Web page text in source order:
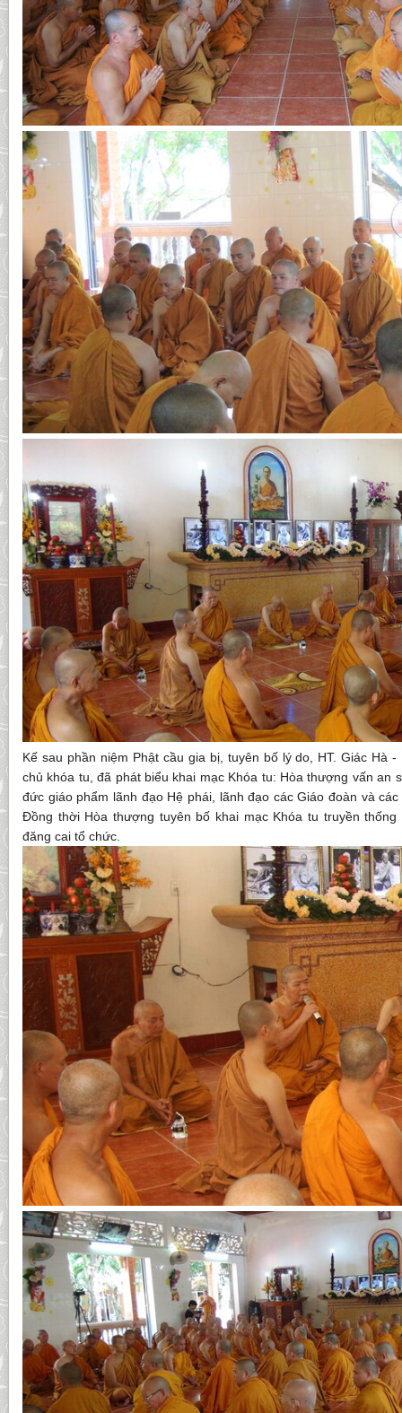
Kế sau phần niệm Phật cầu gia bị, tuyên bố lý do, HT. Giác Hà
chủ khóa tu, đã phát biểu khai mạc Khóa tu: Hòa thượng vấn an
đức giáo phẩm lãnh đạo Hệ phái, lãnh đạo các Giáo đoàn và
Đồng thời Hòa thượng tuyên bố khai mạc Khóa tu truyền
đăng cai tổ chức.